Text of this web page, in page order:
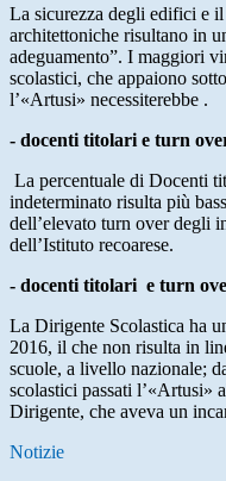
La sicurezza degli edifici e
architettoniche risultano in
adeguamento”. I maggiori
scolastici, che appaiono
l’«Artusi» necessiterebbe .
- docenti titolari e turn
La percentuale di Docenti
indeterminato risulta più
dell’elevato turn over degli
dell’Istituto recoarese.
- docenti titolari e turn
La Dirigente Scolastica ha
2016, il che non risulta in
scuole, a livello nazionale;
scolastici passati l’«Artusi»
Dirigente, che aveva un
Notizie